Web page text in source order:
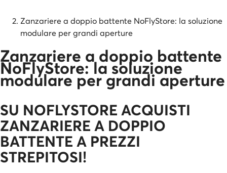
Zanzariere a doppio battente NoFlyStore: la soluzione
modulare per grandi aperture
Zanzariere a doppio battente
NoFlyStore: la soluzione
modulare per grandi aperture
SU NOFLYSTORE ACQUISTI
ZANZARIERE A DOPPIO
BATTENTE A PREZZI
STREPITOSI!